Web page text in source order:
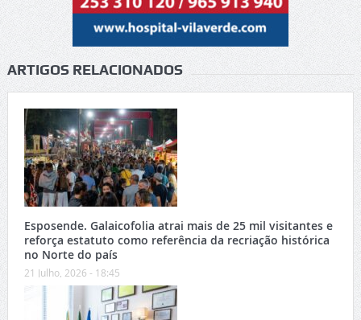
ARTIGOS RELACIONADOS
Esposende. Galaicofolia atrai mais de 25 mil visitantes e
reforça estatuto como referência da recriação histórica
no Norte do país
21 Julho, 2026 - 18:45